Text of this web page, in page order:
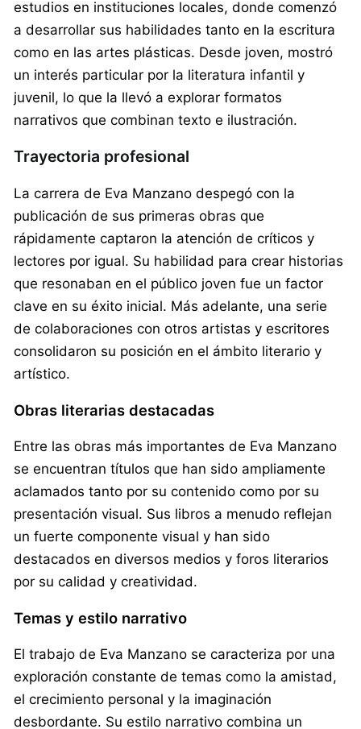
estudios en instituciones locales, donde comenzó
a desarrollar sus habilidades tanto en la escritura
como en las artes plásticas. Desde joven, mostró
un interés particular por la literatura infantil y
juvenil, lo que la llevó a explorar formatos
narrativos que combinan texto e ilustración.
Trayectoria profesional
La carrera de Eva Manzano despegó con la
publicación de sus primeras obras que
rápidamente captaron la atención de críticos y
lectores por igual. Su habilidad para crear historias
que resonaban en el público joven fue un factor
clave en su éxito inicial. Más adelante, una serie
de colaboraciones con otros artistas y escritores
consolidaron su posición en el ámbito literario y
artístico.
Obras literarias destacadas
Entre las obras más importantes de Eva Manzano
se encuentran títulos que han sido ampliamente
aclamados tanto por su contenido como por su
presentación visual. Sus libros a menudo reflejan
un fuerte componente visual y han sido
destacados en diversos medios y foros literarios
por su calidad y creatividad.
Temas y estilo narrativo
El trabajo de Eva Manzano se caracteriza por una
exploración constante de temas como la amistad,
el crecimiento personal y la imaginación
desbordante. Su estilo narrativo combina un